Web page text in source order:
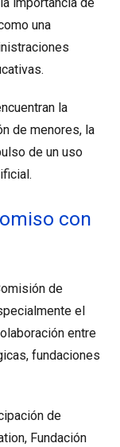
una
la
de menores, la
de un uso
con
de
el
entre
fundaciones
de
Fundación